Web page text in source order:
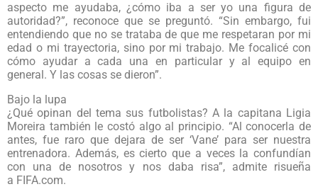
aspecto me ayudaba, ¿cómo iba a ser yo una figura de
autoridad?”, reconoce que se preguntó. “Sin embargo, fui
entendiendo que no se trataba de que me respetaran por mi
edad o mi trayectoria, sino por mi trabajo. Me focalicé con
cómo ayudar a cada una en particular y al equipo en
general. Y las cosas se dieron”.
Bajo la lupa
¿Qué opinan del tema sus futbolistas? A la capitana Ligia
Moreira también le costó algo al principio. “Al conocerla de
antes, fue raro que dejara de ser ‘Vane’ para ser nuestra
entrenadora. Además, es cierto que a veces la confundían
con una de nosotros y nos daba risa”, admite risueña
a FIFA.com.